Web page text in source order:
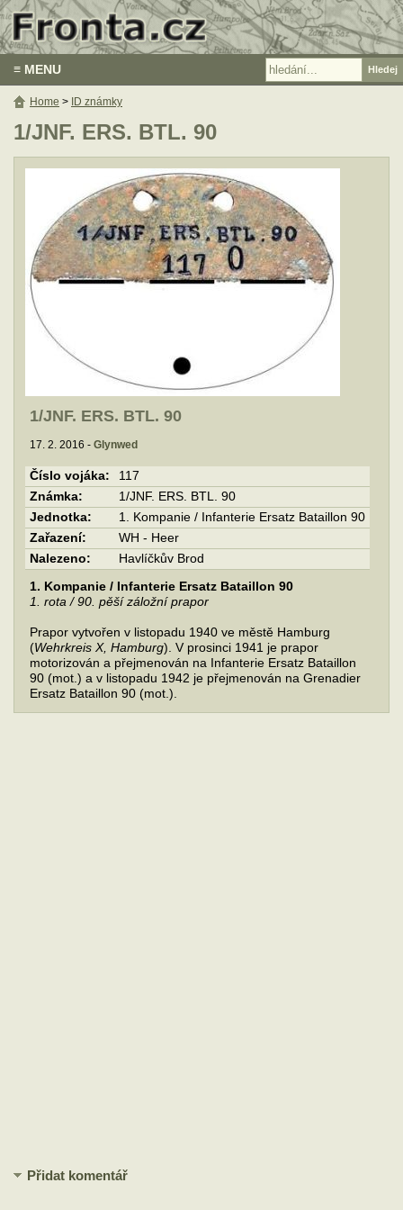
≡ MENU
1/JNF. ERS. BTL. 90
1/JNF. ERS. BTL. 90
17. 2. 2016 - Glynwed
Číslo vojáka:
117
Známka:
1/JNF. ERS. BTL. 90
Jednotka:
1. Kompanie / Infanterie Ersatz Bataillon 90
Zařazení:
WH - Heer
Nalezeno:
Havlíčkův Brod
1. Kompanie / Infanterie Ersatz Bataillon 90
1. rota / 90. pěší záložní prapor
Prapor vytvořen v listopadu 1940 ve městě Hamburg
(Wehrkreis X, Hamburg). V prosinci 1941 je prapor
motorizován a přejmenován na Infanterie Ersatz Bataillon
90 (mot.) a v listopadu 1942 je přejmenován na Grenadier
Ersatz Bataillon 90 (mot.).
Home > ID známky
Přidat komentář